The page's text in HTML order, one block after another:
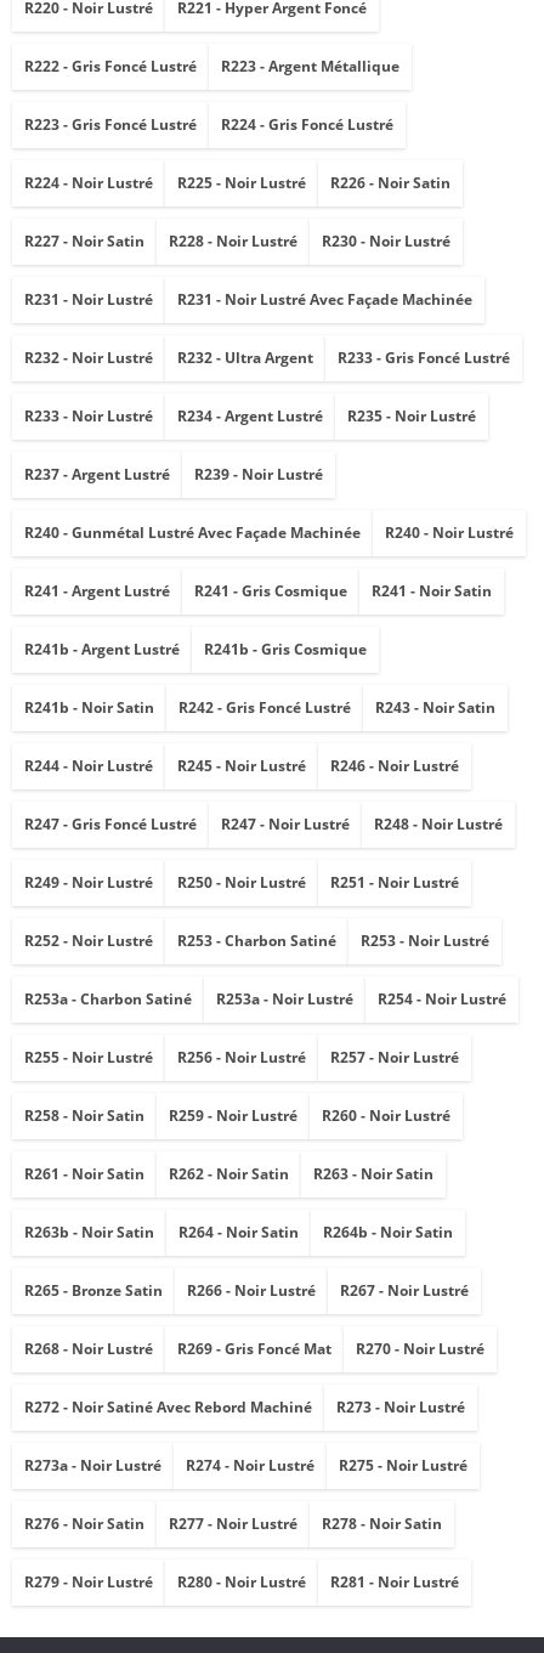
R220 - Noir Lustré R221 - Hyper Argent Foncé
R222 - Gris Foncé Lustré R223 - Argent Métallique
R223 - Gris Foncé Lustré R224 - Gris Foncé Lustré
R224 - Noir Lustré R225 - Noir Lustré R226 - Noir Satin
R227 - Noir Satin R228 - Noir Lustré R230 - Noir Lustré
R231 - Noir Lustré R231 - Noir Lustré Avec Façade Machinée
R232 - Noir Lustré R232 - Ultra Argent R233 - Gris Foncé Lustré
R233 - Noir Lustré R234 - Argent Lustré R235 - Noir Lustré
R237 - Argent Lustré R239 - Noir Lustré
R240 - Gunmétal Lustré Avec Façade Machinée R240 - Noir Lustré
R241 - Argent Lustré R241 - Gris Cosmique R241 - Noir Satin
R241b - Argent Lustré R241b - Gris Cosmique
R241b - Noir Satin R242 - Gris Foncé Lustré R243 - Noir Satin
R244 - Noir Lustré R245 - Noir Lustré R246 - Noir Lustré
R247 - Gris Foncé Lustré R247 - Noir Lustré R248 - Noir Lustré
R249 - Noir Lustré R250 - Noir Lustré R251 - Noir Lustré
R252 - Noir Lustré R253 - Charbon Satiné R253 - Noir Lustré
R253a - Charbon Satiné R253a - Noir Lustré R254 - Noir Lustré
R255 - Noir Lustré R256 - Noir Lustré R257 - Noir Lustré
R258 - Noir Satin R259 - Noir Lustré R260 - Noir Lustré
R261 - Noir Satin R262 - Noir Satin R263 - Noir Satin
R263b - Noir Satin R264 - Noir Satin R264b - Noir Satin
R265 - Bronze Satin R266 - Noir Lustré R267 - Noir Lustré
R268 - Noir Lustré R269 - Gris Foncé Mat R270 - Noir Lustré
R272 - Noir Satiné Avec Rebord Machiné R273 - Noir Lustré
R273a - Noir Lustré R274 - Noir Lustré R275 - Noir Lustré
R276 - Noir Satin R277 - Noir Lustré R278 - Noir Satin
R279 - Noir Lustré R280 - Noir Lustré R281 - Noir Lustré